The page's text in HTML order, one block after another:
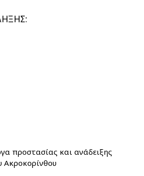
προστασίας και ανάδειξης
Ακροκορίνθου